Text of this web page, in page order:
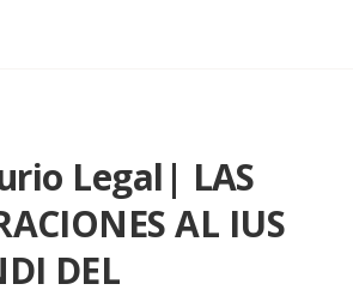
Legal| LAS
AL IUS
DEL